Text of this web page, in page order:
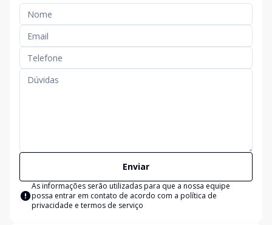
Enviar
As informações serão utilizadas para que a nossa equipe
possa entrar em contato de acordo com a política de
privacidade e termos de serviço